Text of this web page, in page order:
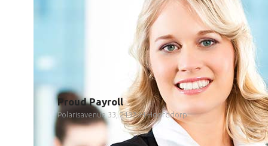
Proud Payroll
Polarisavenue 33, 2132JH Hoofddorp